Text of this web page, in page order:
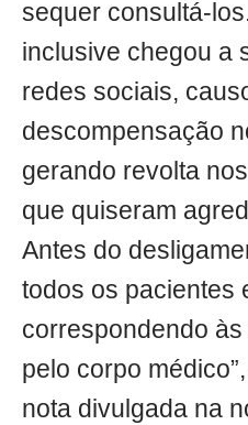
sequer consultá-
inclusive chegou a
redes sociais,
descompensação
gerando revolta
que quiseram
Antes do
todos os pacientes
correspondendo
pelo corpo
nota divulgada na